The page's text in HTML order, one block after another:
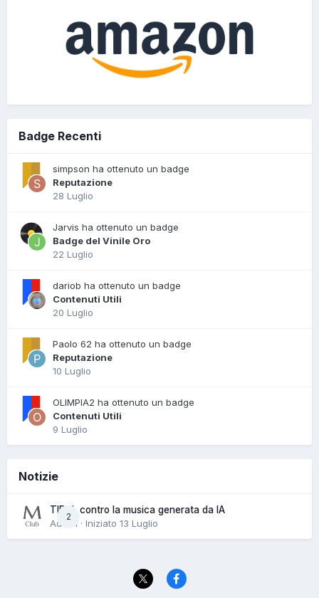
Badge Recenti
simpson ha ottenuto un badge
Reputazione
28 Luglio
Jarvis ha ottenuto un badge
Badge del Vinile Oro
22 Luglio
dariob ha ottenuto un badge
Contenuti Utili
20 Luglio
Paolo 62 ha ottenuto un badge
Reputazione
10 Luglio
OLIMPIA2 ha ottenuto un badge
Contenuti Utili
9 Luglio
Notizie
2
TIDAL contro la musica generata da IA
Admin · Iniziato 13 Luglio